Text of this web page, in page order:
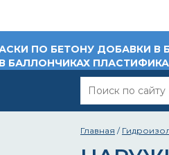
ПО БЕТОНУ ДОБАВКИ В
БАЛЛОНЧИКАХ
Главная /